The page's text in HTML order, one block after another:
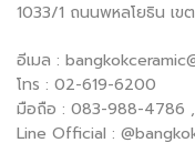
1033/1 ถนนพหลโยธิน เ
อีเมล :
โทร : 02-619-6200
มือถือ : 083-988-4786
Line Official :